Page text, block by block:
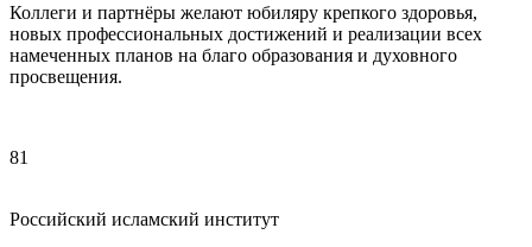
Коллеги и партнёры желают юбиляру крепкого здоровья,
новых профессиональных достижений и реализации всех
намеченных планов на благо образования и духовного
просвещения.
81
Российский исламский институт